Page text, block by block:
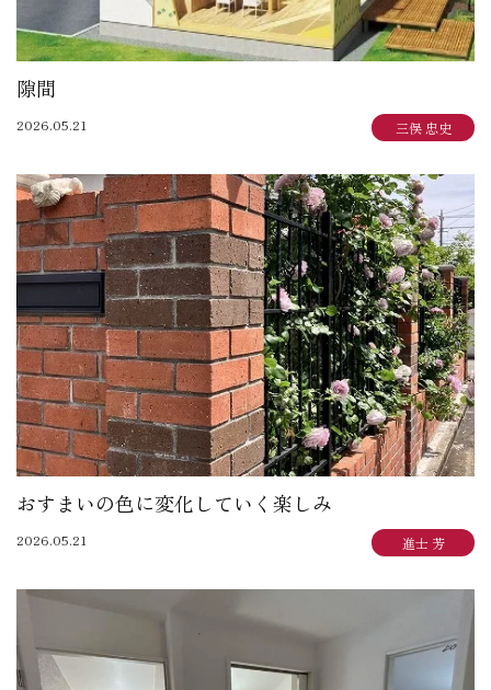
隙間
2026.05.21 三俣 忠史
おすまいの色に変化していく楽しみ
2026.05.21 進士 芳